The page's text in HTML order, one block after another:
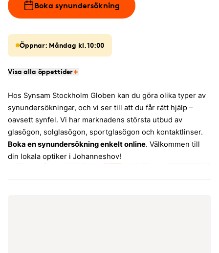
Boka synundersökning
Öppnar: Måndag kl. 10:00
Visa alla öppettider
Hos Synsam Stockholm Globen kan du göra olika typer av
synundersökningar, och vi ser till att du får rätt hjälp –
oavsett synfel. Vi har marknadens största utbud av
glasögon, solglasögon, sportglasögon och kontaktlinser.
Boka en synundersökning enkelt online. Välkommen till
din lokala optiker i Johanneshov!